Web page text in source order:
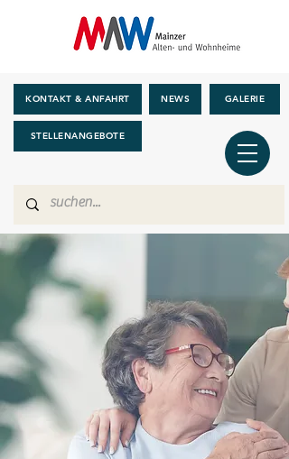
KONTAKT & ANFAHRT NEWS GALERIE
STELLENANGEBOTE